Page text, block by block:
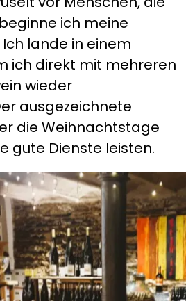
ich meine
lande in einem
ich direkt mit mehreren
wieder
ausgezeichnete
die Weihnachtstage
gute Dienste leisten.